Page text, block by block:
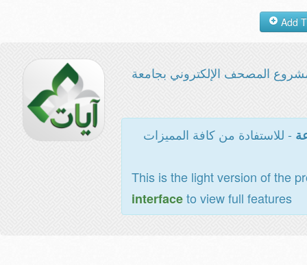
المصحف الإلكتروني بجامعة
- للاستفادة من كافة المميزات
This is the light version of the
interfaceto view full features